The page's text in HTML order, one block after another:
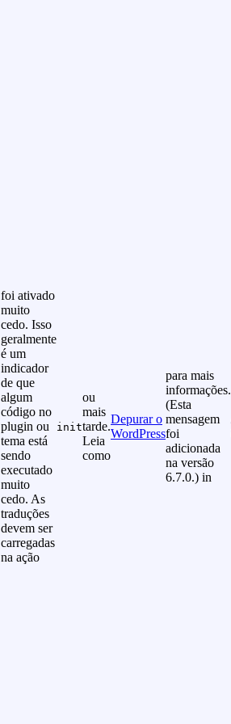
foi ativado
muito
cedo. Isso
geralmente
é um
indicador
de que
algum
código no
plugin ou
tema está
sendo
executado
muito
cedo. As
traduções
devem ser
carregadas
na ação
init
ou
mais
tarde.
Leia
como
Depurar o
WordPress
para mais
informações.
(Esta
mensagem
foi
adicionada
na versão
6.7.0.) in